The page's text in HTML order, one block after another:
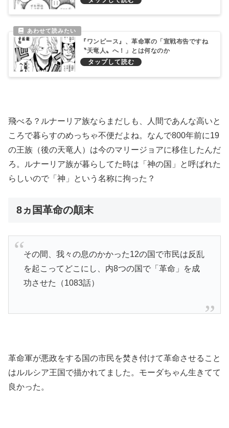
『ワンピース』、革命軍の「宣戦布告ですね
〝天竜人〟へ！」とは何なのか
飛べる？ルナーリア族ならまだしも、人間であんな高いと
ころで暮らすのめっちゃ不便だよね。なんで800年前に19
の王族（後の天竜人）は今のマリージョアに移住したんだ
ろ。ルナーリア族が暮らしてた時は「神の国」と呼ばれた
らしいので「神」という名称に拘った？
8ヵ国革命の顛末
その間、我々の息のかかった12の国で市民は反乱
を起こってどこにし、内8つの国で「革命」を成
功させた（1083話）
革命軍が悪政をする国の市民を焚き付けて革命させること
はルルシア王国で描かれてました。モーダちゃん生きてて
良かった。